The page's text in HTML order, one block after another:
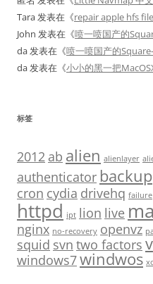
Tara发表在《repair apple hfs
John 发表在《喷一喷国产的
da发表在《喷一喷国产的
da发表在《小小的黑一把
标签
2012 ab alien alienlayer
authenticator backup
cron cydia drivehq failure
httpd ipt lion live
nginx no-recovery openvz
squid svn two factors
windows7windwos